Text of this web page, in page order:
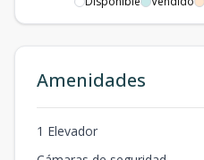
Amenidades
1 Elevador